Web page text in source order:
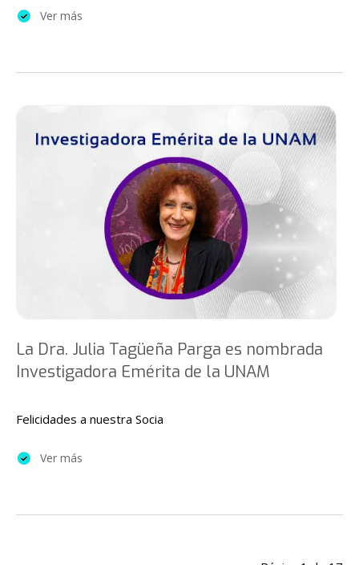
Ver más
La Dra. Julia Tagüeña Parga es nombrada
Investigadora Emérita de la UNAM
Felicidades a nuestra Socia
Ver más